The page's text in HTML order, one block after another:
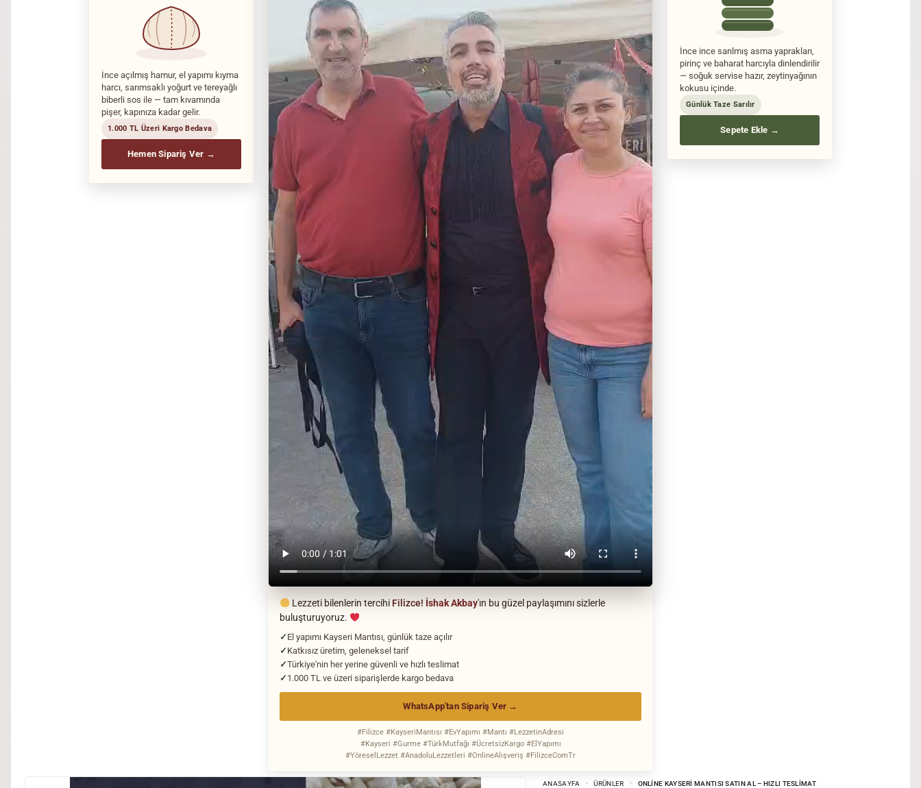
İnce açılmış hamur, el yapımı kıyma
harcı, sarımsaklı yoğurt ve tereyağlı
biberli sos ile — tam kıvamında
pişer, kapınıza kadar gelir.
1.000 TL Üzeri Kargo Bedava
Hemen Sipariş Ver →
Lezzeti bilenlerin tercihi Filizce! İshak Akbay'ın bu güzel paylaşımını sizlerle
buluşturuyoruz.
El yapımı Kayseri Mantısı, günlük taze açılır
Katkısız üretim, geleneksel tarif
Türkiye'nin her yerine güvenli ve hızlı teslimat
1.000 TL ve üzeri siparişlerde kargo bedava
WhatsApp'tan Sipariş Ver →
#Filizce #KayseriMantısı #EvYapımı #Mantı #LezzetinAdresi
#Kayseri #Gurme #TürkMutfağı #ÜcretsizKargo #ElYapımı
#YöreselLezzet #AnadoluLezzetleri #OnlineAlışveriş #FilizceComTr
İnce ince sarılmış asma yaprakları,
pirinç ve baharat harcıyla dinlendirilir
— soğuk servise hazır, zeytinyağının
kokusu içinde.
Günlük Taze Sarılır
Sepete Ekle →
ANASAYFA ÜRÜNLER ONLINE KAYSERI MANTISI SATIN AL – HIZLI TESLIMAT